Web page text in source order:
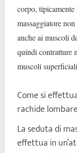
corpo,
massaggiatore
anche ai muscoli
quindi contratture
muscoli
Come si
rachide lombare
La seduta di
effettua in